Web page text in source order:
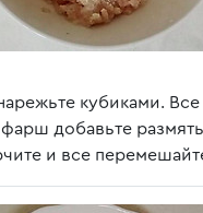
кубиками. Все
добавьте
и все